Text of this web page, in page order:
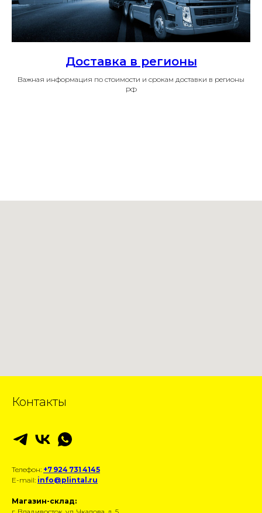
Доставка в регионы
Важная информация по стоимости и срокам доставки в регионы
РФ
Контакты
Телефон: +7 924 731 4145
E-mail: info@plintal.ru
Магазин-склад: